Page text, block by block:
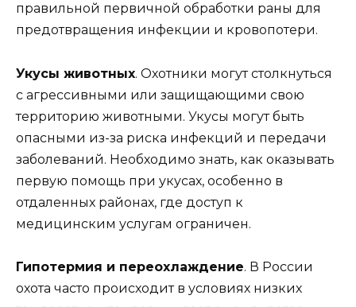
правильной первичной обработки раны для
предотвращения инфекции и кровопотери.
Укусы животных. Охотники могут столкнуться
с агрессивными или защищающими свою
территорию животными. Укусы могут быть
опасными из-за риска инфекций и передачи
заболеваний. Необходимо знать, как оказывать
первую помощь при укусах, особенно в
отдаленных районах, где доступ к
медицинским услугам ограничен.
Гипотермия и переохлаждение. В России
охота часто происходит в условиях низких